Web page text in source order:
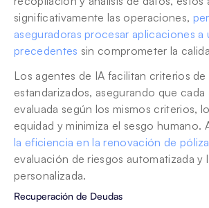
significativamente las operaciones,
aseguradoras procesar aplicaciones a
precedentes sin comprometer la
Los agentes de IA facilitan criterios
estandarizados, asegurando que cada
evaluada según los mismos criterios,
equidad y minimiza el sesgo humano.
la eficiencia en la renovación de
evaluación de riesgos automatizada y
personalizada.
Recuperación de Deudas